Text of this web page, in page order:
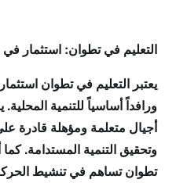
التعليم في تطوان: استثمار في
يعتبر التعليم في تطوان
ورافداً أساسياً للتنمية
أجيال متعلمة ومؤهلة قادرة
وتحقيق التنمية المستدامة.
تطوان تساهم في تنشيط